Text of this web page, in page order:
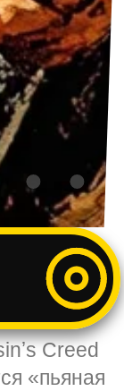
Creed
«пьяная